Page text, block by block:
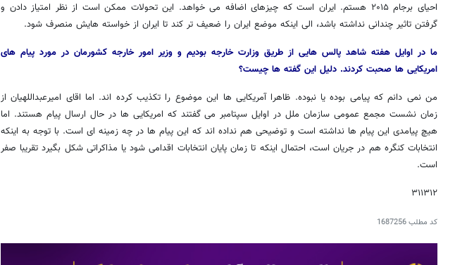
احیای برجام ۲۰۱۵ هستم. ایران است که چیزهای اضافه می خواهد. این تحولات ممکن است از نظر امتیاز دادن و
گرفتن تاثیر چندانی نداشته باشد، الی اینکه موضع ایران را ضعیف تر کند تا ایران از خواسته هایش منصرف شود.
ما در اوایل هفته شاهد پالس هایی از طریق وزارت خارجه بودیم و وزیر امور خارجه کشورمان در مورد پیام های
امریکایی ها صحبت کردند. دلیل این گفته ها چیست؟
من نمی دانم که پیامی بوده یا نبوده. ظاهرا آمریکایی ها این موضوع را تکذیب کرده اند. اما اقای امیرعبداللهیان از
زمان نشست مجمع عمومی سازمان ملل در اوایل سپتامبر می گفتند که امریکایی ها در حال ارسال پیام هستند. اما
هیچ پیامدی این پیام ها نداشته است و توضیحی هم نداده اند که این پیام ها در چه زمینه ای است. با توجه به اینکه
انتخابات کنگره هم در جریان است، احتمال اینکه تا زمان پایان انتخابات اقدامی شود یا مذاکراتی شکل بگیرد تقریبا صفر
است.
۳۱۱۳۱۲
کد مطلب1687256